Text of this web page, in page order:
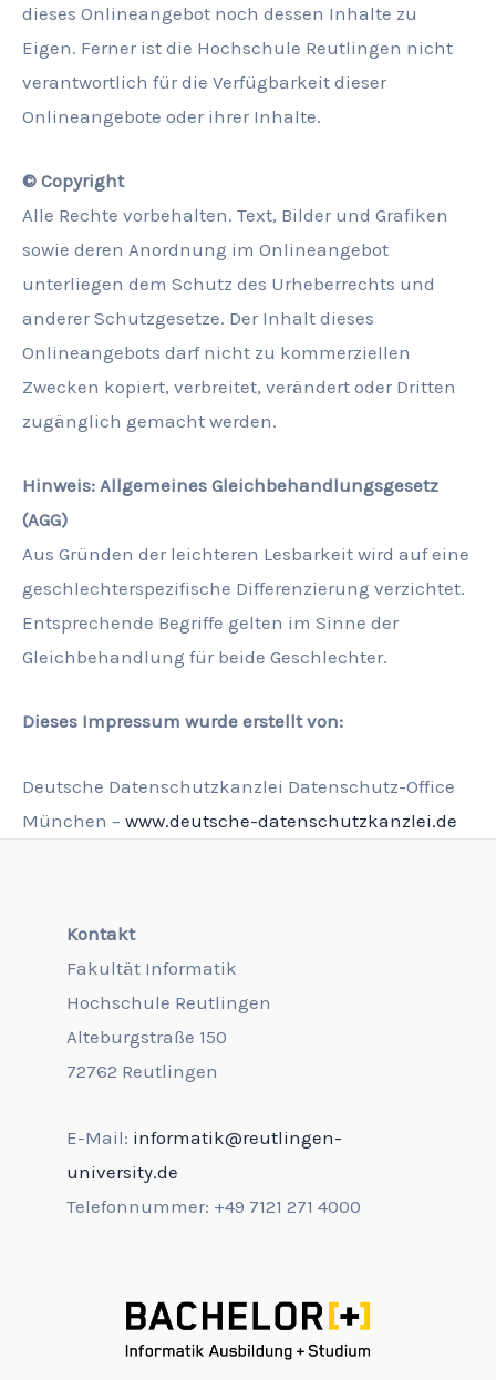
dieses Onlineangebot noch dessen Inhalte zu
Eigen. Ferner ist die Hochschule Reutlingen nicht
verantwortlich für die Verfügbarkeit dieser
Onlineangebote oder ihrer Inhalte.
© Copyright
Alle Rechte vorbehalten. Text, Bilder und Grafiken
sowie deren Anordnung im Onlineangebot
unterliegen dem Schutz des Urheberrechts und
anderer Schutzgesetze. Der Inhalt dieses
Onlineangebots darf nicht zu kommerziellen
Zwecken kopiert, verbreitet, verändert oder Dritten
zugänglich gemacht werden.
Hinweis: Allgemeines Gleichbehandlungsgesetz
(AGG)
Aus Gründen der leichteren Lesbarkeit wird auf eine
geschlechterspezifische Differenzierung verzichtet.
Entsprechende Begriffe gelten im Sinne der
Gleichbehandlung für beide Geschlechter.
Dieses Impressum wurde erstellt von:
Deutsche Datenschutzkanzlei Datenschutz-Office
München – www.deutsche-datenschutzkanzlei.de
Kontakt
Fakultät Informatik
Hochschule Reutlingen
Alteburgstraße 150
72762 Reutlingen
E-Mail: informatik@reutlingen-
university.de
Telefonnummer: +49 7121 271 4000